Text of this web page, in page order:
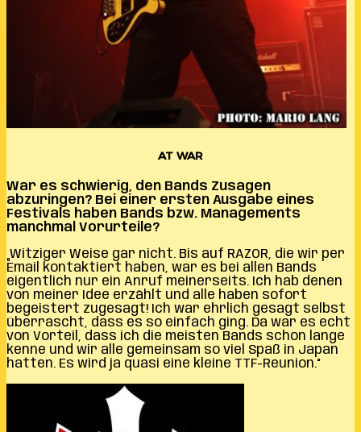
AT WAR
War es schwierig, den Bands Zusagen
abzuringen? Bei einer ersten Ausgabe eines
Festivals haben Bands bzw. Managements
manchmal Vorurteile?
„Witziger Weise gar nicht. Bis auf RAZOR, die wir per
Email kontaktiert haben, war es bei allen Bands
eigentlich nur ein Anruf meinerseits. Ich hab denen
von meiner Idee erzählt und alle haben sofort
begeistert zugesagt! Ich war ehrlich gesagt selbst
überrascht, dass es so einfach ging. Da war es echt
von Vorteil, dass ich die meisten Bands schon lange
kenne und wir alle gemeinsam so viel Spaß in Japan
hatten. Es wird ja quasi eine kleine TTF-Reunion.“